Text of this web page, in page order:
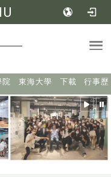
院 東海大學 下載 行事歷